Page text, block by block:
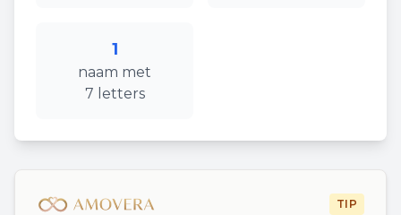
1
naam met
7 letters
TIP